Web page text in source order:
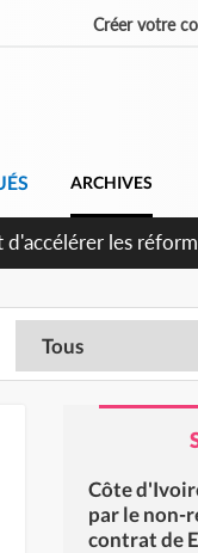
Créer votre
ARCHIVES
Côte
par le non-
contrat de